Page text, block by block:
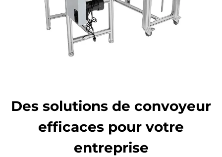
Des solutions de convoyeur
efficaces pour votre
entreprise